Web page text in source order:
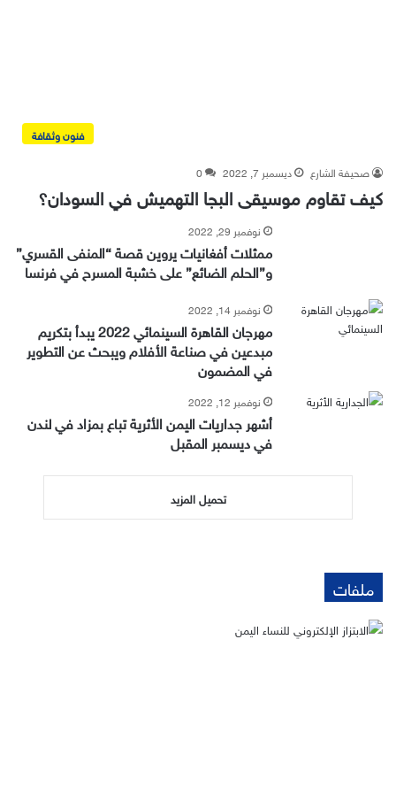
فنون وثقافة
صحيفة الشارع ديسمبر 7, 2022 0
كيف تقاوم موسيقى البجا التهميش في السودان؟
نوفمبر 29, 2022
ممثلات أفغانيات يروين قصة “المنفى القسري”
و”الحلم الضائع” على خشبة المسرح في فرنسا
نوفمبر 14, 2022
مهرجان القاهرة السينمائي 2022 يبدأ بتكريم
مبدعين في صناعة الأفلام ويبحث عن التطوير
في المضمون
نوفمبر 12, 2022
أشهر جداريات اليمن الأثرية تباع بمزاد في لندن
في ديسمبر المقبل
تحميل المزيد
ملفات